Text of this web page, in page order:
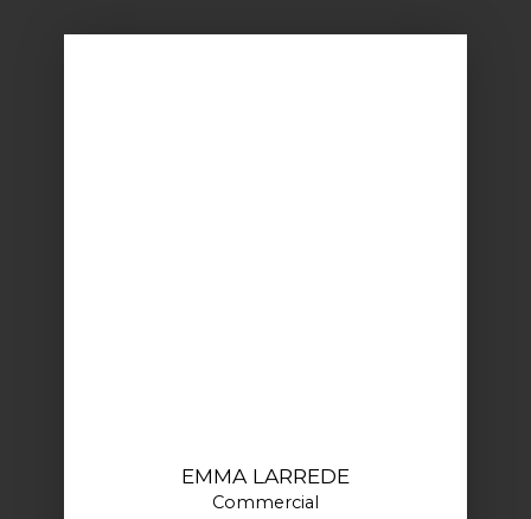
EMMA LARREDE
Commercial